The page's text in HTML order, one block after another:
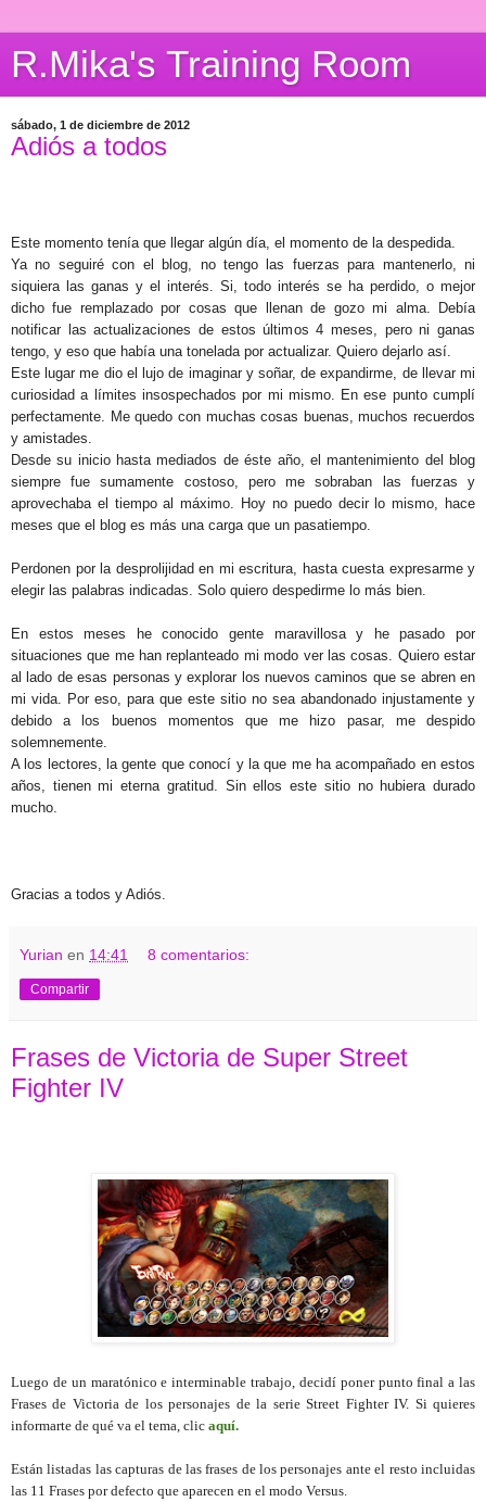
R.Mika's Training Room
sábado, 1 de diciembre de 2012
Adiós a todos
Este momento tenía que llegar algún día, el momento de la despedida.
Ya no seguiré con el blog, no tengo las fuerzas para mantenerlo, ni
siquiera las ganas y el interés. Si, todo interés se ha perdido, o mejor
dicho fue remplazado por cosas que llenan de gozo mi alma. Debía
notificar las actualizaciones de estos últimos 4 meses, pero ni ganas
tengo, y eso que había una tonelada por actualizar. Quiero dejarlo así.
Este lugar me dio el lujo de imaginar y soñar, de expandirme, de llevar mi
curiosidad a límites insospechados por mi mismo. En ese punto cumplí
perfectamente. Me quedo con muchas cosas buenas, muchos recuerdos
y amistades.
Desde su inicio hasta mediados de éste año, el mantenimiento del blog
siempre fue sumamente costoso, pero me sobraban las fuerzas y
aprovechaba el tiempo al máximo. Hoy no puedo decir lo mismo, hace
meses que el blog es más una carga que un pasatiempo.
Perdonen por la desprolijidad en mi escritura, hasta cuesta expresarme y
elegir las palabras indicadas. Solo quiero despedirme lo más bien.
En estos meses he conocido gente maravillosa y he pasado por
situaciones que me han replanteado mi modo ver las cosas. Quiero estar
al lado de esas personas y explorar los nuevos caminos que se abren en
mi vida. Por eso, para que este sitio no sea abandonado injustamente y
debido a los buenos momentos que me hizo pasar, me despido
solemnemente.
A los lectores, la gente que conocí y la que me ha acompañado en estos
años, tienen mi eterna gratitud. Sin ellos este sitio no hubiera durado
mucho.
Gracias a todos y Adiós.
Yurian en 14:41 8 comentarios:
Compartir
Frases de Victoria de Super Street
Fighter IV
Luego de un maratónico e interminable trabajo, decidí poner punto final a las
Frases de Victoria de los personajes de la serie Street Fighter IV. Si quieres
informarte de qué va el tema, clic aquí.
Están listadas las capturas de las frases de los personajes ante el resto incluidas
las 11 Frases por defecto que aparecen en el modo Versus.